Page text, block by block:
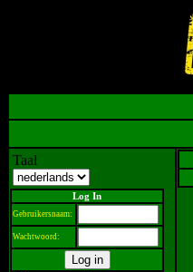
Taal
Log In
Gebruikersnaam:
Wachtwoord: